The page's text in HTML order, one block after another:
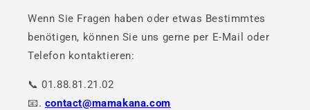
Wenn Sie Fragen haben oder etwas Bestimmtes
benötigen, können Sie uns gerne per E-Mail oder
Telefon kontaktieren:
📞 01.88.81.21.02
📧. contact@mamakana.com